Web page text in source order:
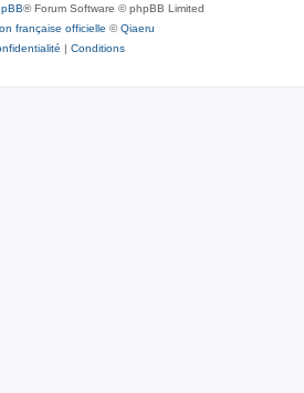
® Forum Software © phpBB Limited
française officielle ©Qiaeru
| Conditions